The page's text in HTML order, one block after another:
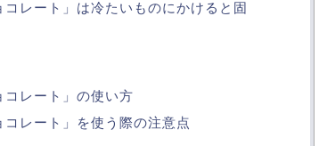
コレート」は冷たいものにかけると固
コレート」の使い方
コレート」を使う際の注意点